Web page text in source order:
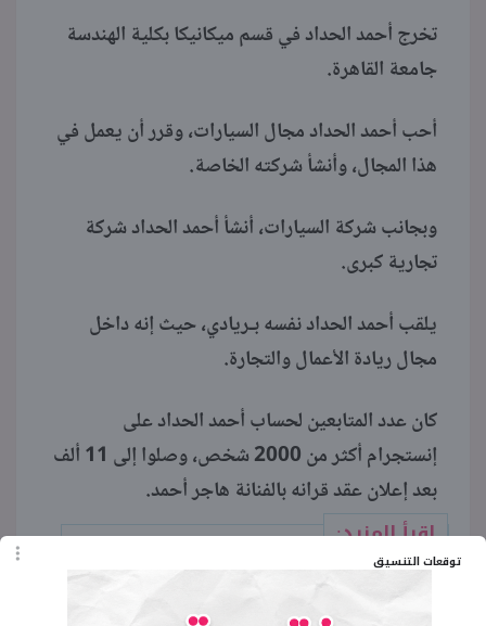
توقعات التنسيق
تخرج أحمد الحداد في قسم ميكانيكا بكلية الهندسة
جامعة القاهرة.
أحب أحمد الحداد مجال السيارات، وقرر أن يعمل في
هذا المجال، وأنشأ شركته الخاصة.
وبجانب شركة السيارات، أنشأ أحمد الحداد شركة
تجارية كبرى.
يلقب أحمد الحداد نفسه بـريادي، حيث إنه داخل
مجال ريادة الأعمال والتجارة.
كان عدد المتابعين لحساب أحمد الحداد على
إنستجرام أكثر من 2000 شخص، وصلوا إلى 11 ألف
بعد إعلان عقد قرانه بالفنانة هاجر أحمد.
اقرأ المزيد:
لأول مرة وقصتها مع المايوه